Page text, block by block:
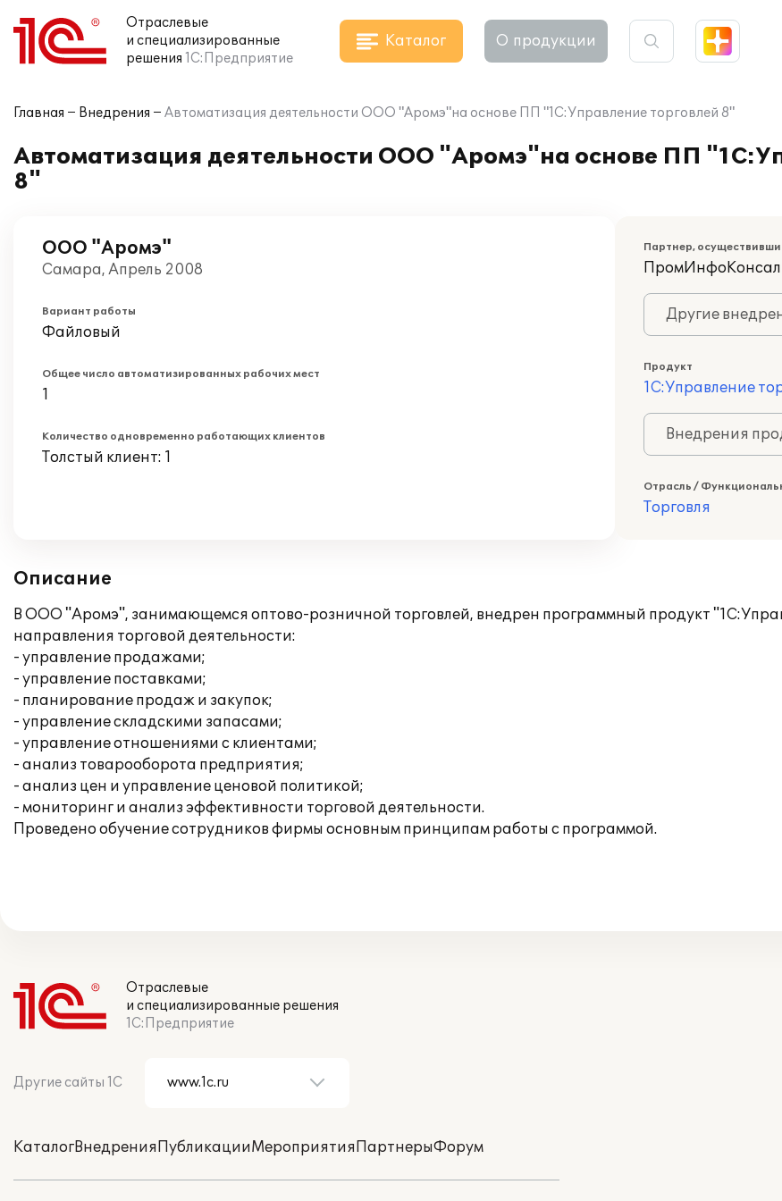
Отраслевые
и специализированные
решения 1С:Предприятие
Каталог О продукции
Главная Внедрения Автоматизация деятельности ООО "Аромэ"на основе ПП "1C:Управление торговлей 8"
Автоматизация деятельности ООО "Аромэ"на основе ПП
8"
ООО "Аромэ"
Самара, Апрель 2008
Вариант работы
Файловый
Общее число автоматизированных рабочих мест
1
Количество одновременно работающих клиентов
Толстый клиент: 1
Партнер,
Другие
Продукт
1С:Управление
Внедрения
Отрасль /
Торговля
Описание
В ООО "Аромэ", занимающемся оптово-розничной торговлей, внедрен программный продукт
направления торговой деятельности:
- управление продажами;
- управление поставками;
- планирование продаж и закупок;
- управление складскими запасами;
- управление отношениями с клиентами;
- анализ товарооборота предприятия;
- анализ цен и управление ценовой политикой;
- мониторинг и анализ эффективности торговой деятельности.
Проведено обучение сотрудников фирмы основным принципам работы с программой.
Отраслевые
и специализированные решения
1С:Предприятие
Другие сайты 1С
КаталогВнедренияПубликацииМероприятияПартнерыФорум